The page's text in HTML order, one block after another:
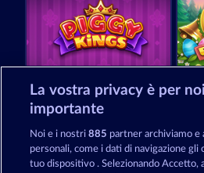
Piggy Kings
La vostra privacy è per
importante
Noi e i nostri885 partner archiviamo e
personali, come i dati di navigazione gli
tuo dispositivo . Selezionando Accetto,